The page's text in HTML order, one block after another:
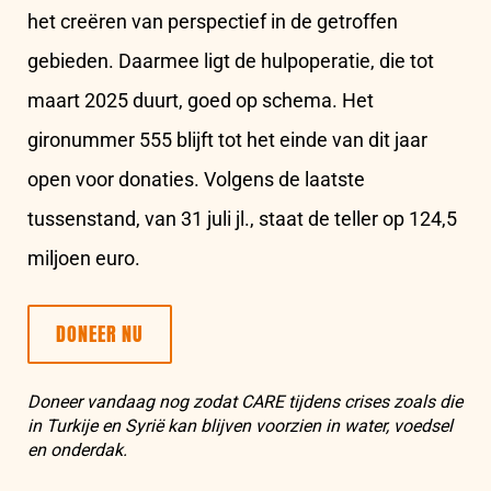
het creëren van perspectief in de getroffen
gebieden. Daarmee ligt de hulpoperatie, die tot
maart 2025 duurt, goed op schema. Het
gironummer 555 blijft tot het einde van dit jaar
open voor donaties. Volgens de laatste
tussenstand, van 31 juli jl., staat de teller op 124,5
miljoen euro.
DONEER NU
Doneer vandaag nog zodat CARE tijdens crises zoals die
in Turkije en Syrië kan blijven voorzien in water, voedsel
en onderdak.